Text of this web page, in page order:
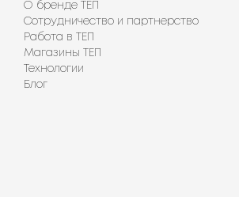
О бренде ТЕП
Сотрудничество и партнерство
Работа в ТЕП
Магазины ТЕП
Технологии
Блог